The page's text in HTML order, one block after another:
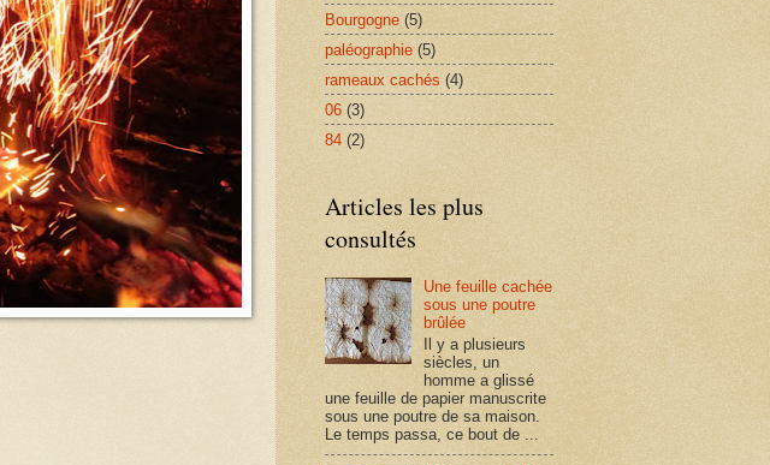
Bourgogne (5)
paléographie (5)
rameaux cachés (4)
06 (3)
84 (2)
Articles les plus
consultés
Une feuille cachée
sous une poutre
brûlée
Il y a plusieurs
siècles, un
homme a glissé
une feuille de papier manuscrite
sous une poutre de sa maison.
Le temps passa, ce bout de ...